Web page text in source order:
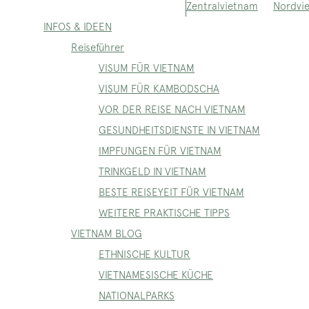
Zentralvietnam
INFOS & IDEEN
Reiseführer
VISUM FÜR VIETNAM
VISUM FÜR KAMBODSCHA
VOR DER REISE NACH VIETNAM
GESUNDHEITSDIENSTE IN VIETNAM
IMPFUNGEN FÜR VIETNAM
TRINKGELD IN VIETNAM
BESTE REISEYEIT FÜR VIETNAM
WEITERE PRAKTISCHE TIPPS
VIETNAM BLOG
ETHNISCHE KULTUR
VIETNAMESISCHE KÜCHE
NATIONALPARKS